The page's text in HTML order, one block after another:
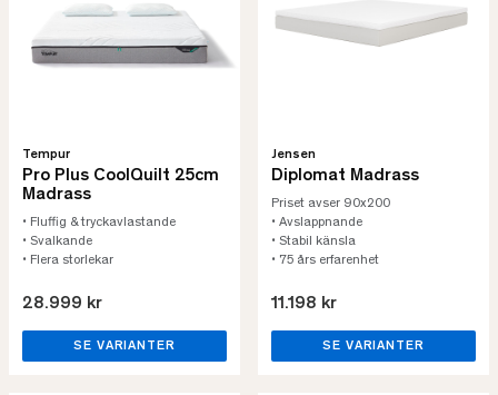
Tempur
Pro Plus CoolQuilt 25cm
Madrass
• Fluffig & tryckavlastande
• Svalkande
• Flera storlekar
28.999 kr
SE VARIANTER
Jensen
Diplomat Madrass
Priset avser 90x200
• Avslappnande
• Stabil känsla
• 75 års erfarenhet
11.198 kr
SE VARIANTER